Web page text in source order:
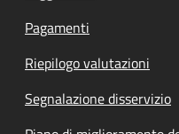
Pagamenti
Riepilogo valutazioni
Segnalazione disservizio